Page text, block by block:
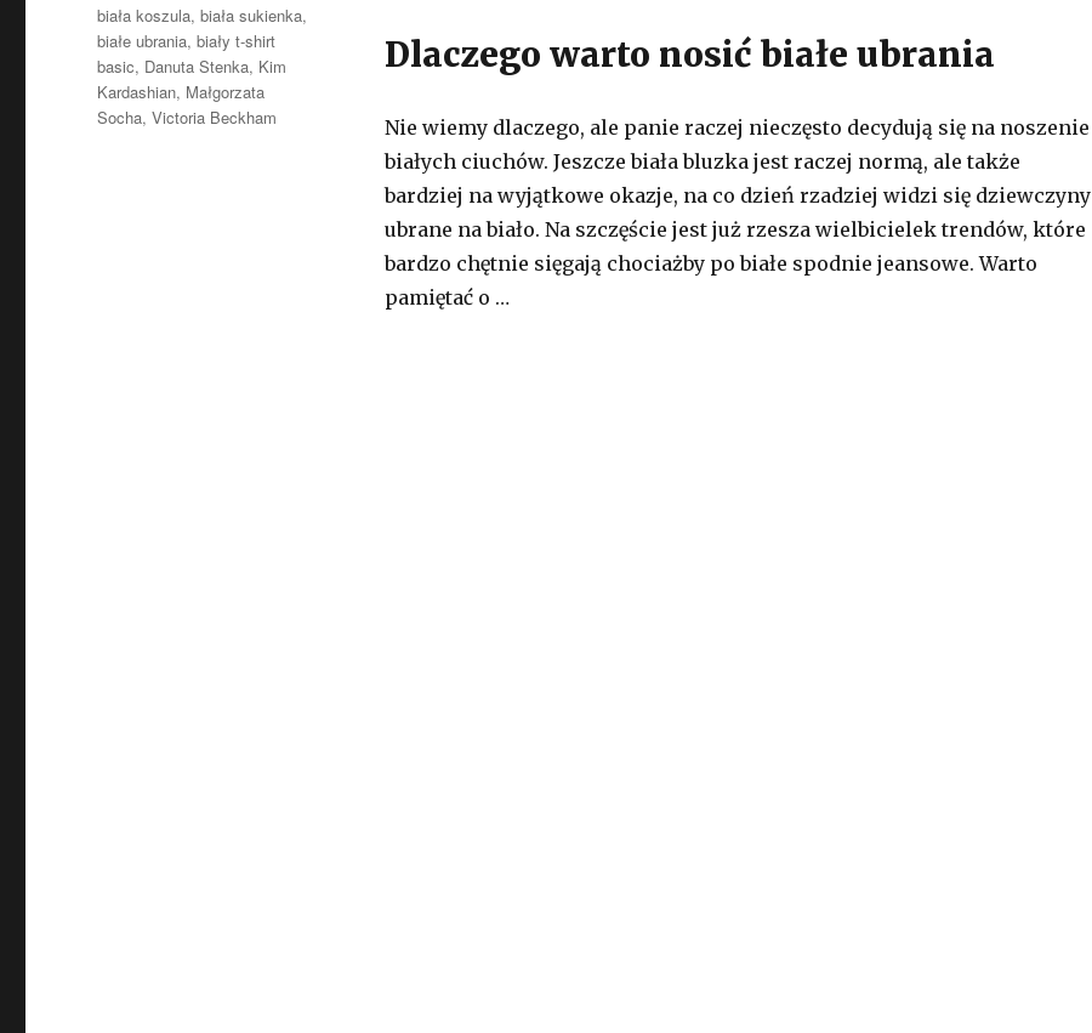
Dlaczego warto nosić białe ubrania
Nie wiemy dlaczego, ale panie raczej nieczęsto decydują się na noszenie
białych ciuchów. Jeszcze biała bluzka jest raczej normą, ale także
bardziej na wyjątkowe okazje, na co dzień rzadziej widzi się dziewczyny
ubrane na biało. Na szczęście jest już rzesza wielbicielek trendów, które
bardzo chętnie sięgają chociażby po białe spodnie jeansowe. Warto
pamiętać o …
Tagi
biała koszula,biała sukienka,
białe ubrania,biały t-shirt
basic, Danuta Stenka, Kim
Kardashian, Małgorzata
Socha,Victoria Beckham